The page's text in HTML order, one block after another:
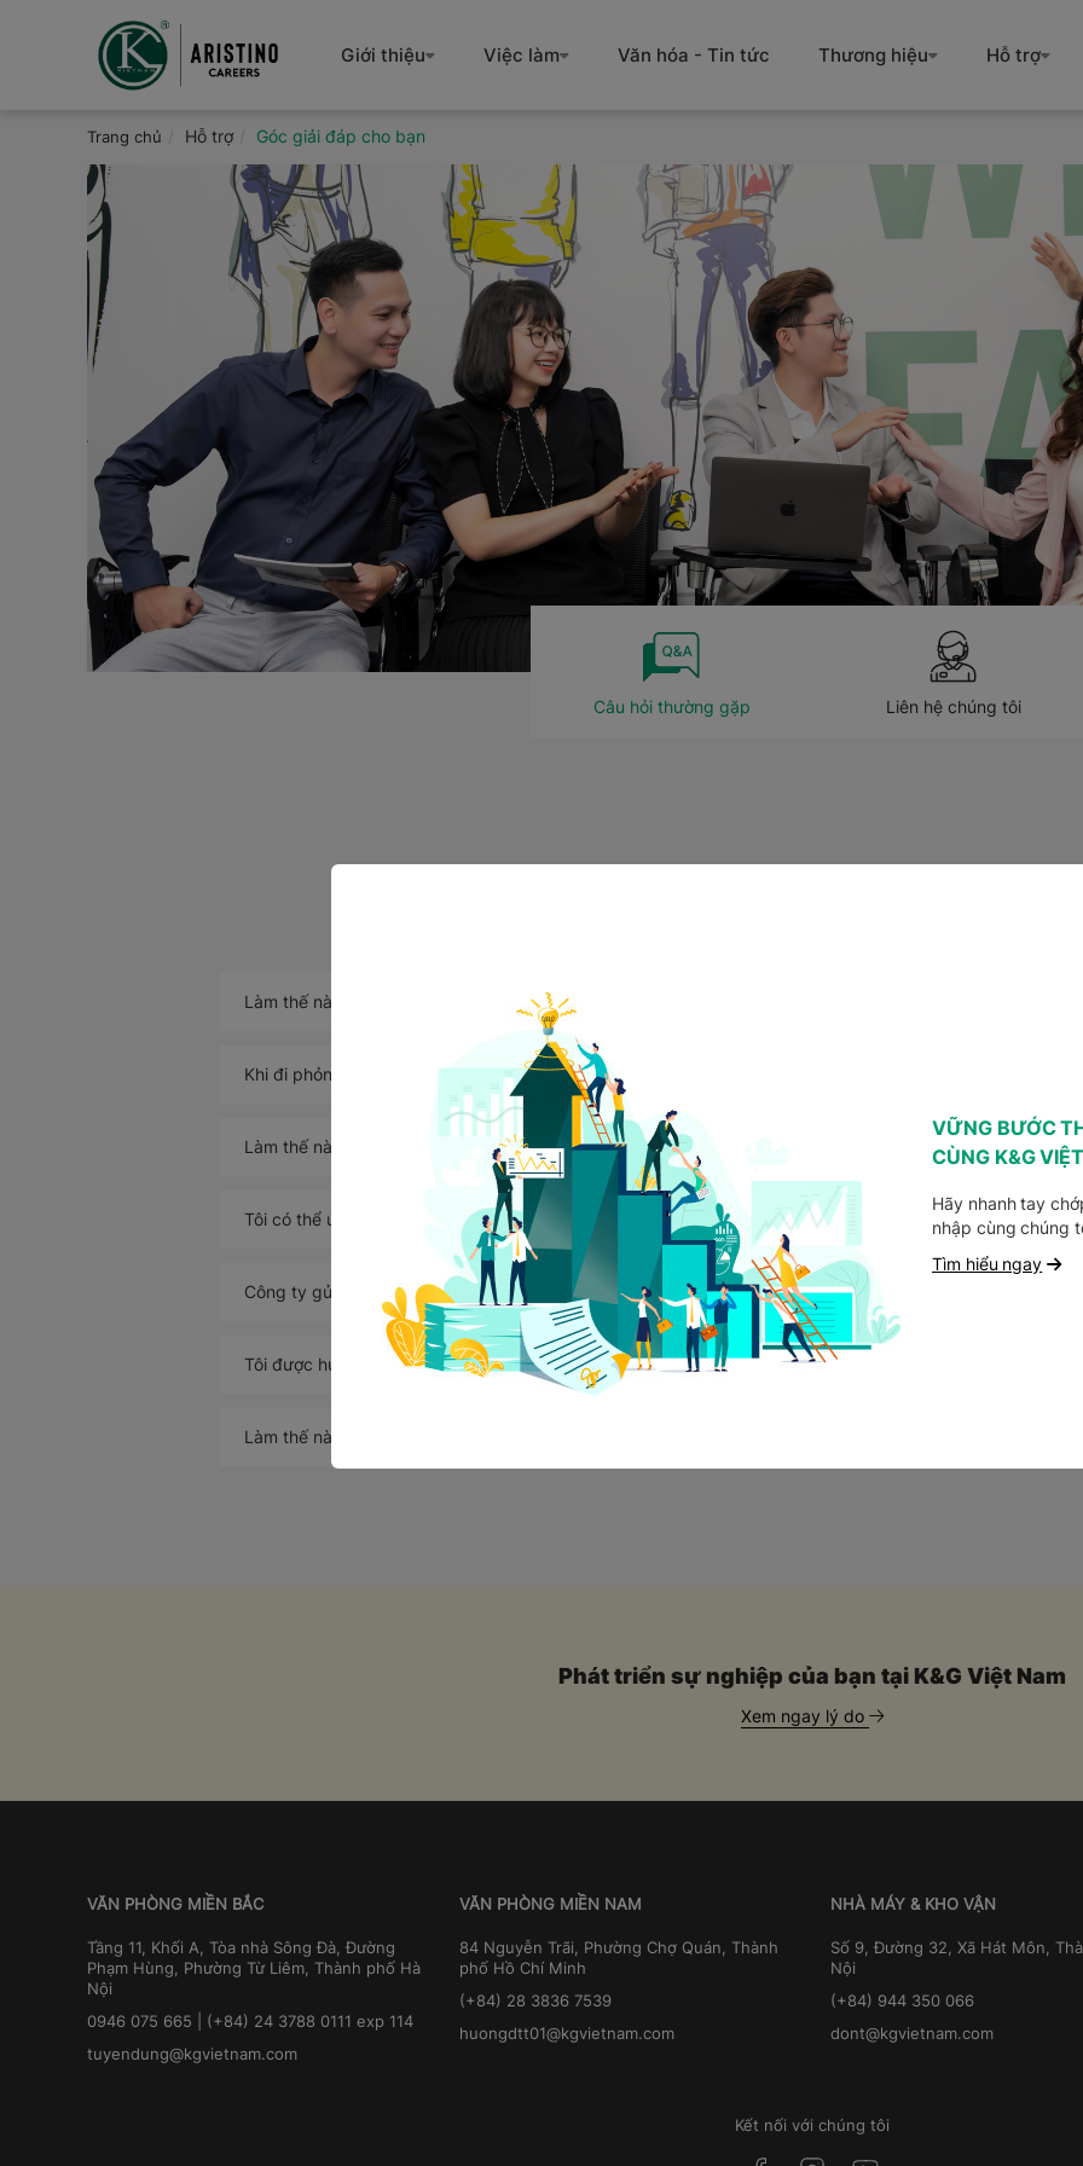
Giới thiệu Việc làm Văn hóa - Tin tức Thương hiệu Hỗ trợ
Trang chủ Hỗ trợ Góc giải đáp cho bạn
Câu hỏi thường gặp Liên hệ chúng tôi
Làm thế nào để ứng tuyển vào K&G Việt Nam?
Khi đi phỏng vấn, tôi cần phải mang theo gì?
Làm thế nào để tìm việc làm theo chuyên ngành của tôi?
Tôi có thể ứng tuyển bao nhiêu vị trí công việc?
Công ty gửi thông tin lịch phỏng vấn bằng cách nào?
Tôi được hưởng những Quyền lợi gì khi gia nhập công ty?
Làm thế nào để nhận thông tin việc làm mới nhất của K&G Việt Nam?
Phát triển sự nghiệp của bạn tại K&G Việt Nam
Xem ngay lý do
VĂN PHÒNG MIỀN BẮC
Tầng 11, Khối A, Tòa nhà Sông Đà, Đường
Phạm Hùng, Phường Từ Liêm, Thành phố Hà
Nội
0946 075 665 | (+84) 24 3788 0111 exp 114
tuyendung@kgvietnam.com
VĂN PHÒNG MIỀN NAM
84 Nguyễn Trãi, Phường Chợ Quán, Thành
phố Hồ Chí Minh
(+84) 28 3836 7539
huongdtt01@kgvietnam.com
NHÀ MÁY & KHO VẬN
Số 9, Đường 32, Xã Hát Môn,
Nội
(+84) 944 350 066
dont@kgvietnam.com
Kết nối với chúng tôi
VỮNG BƯỚC
CÙNG K&G
Hãy nhanh tay
nhập cùng chúng
Tìm hiểu ngay